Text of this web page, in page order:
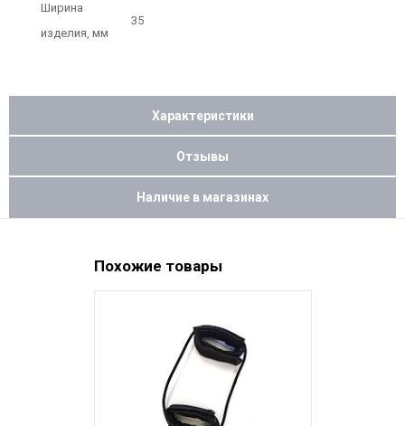
Ширина
изделия, мм
35
Характеристики
Отзывы
Наличие в магазинах
Похожие товары